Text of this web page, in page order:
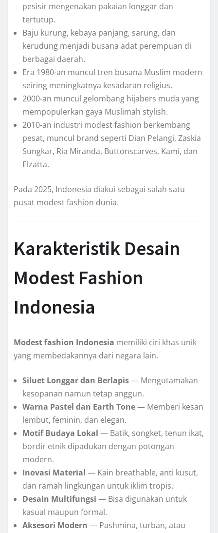
pesisir mengenakan pakaian longgar dan
tertutup.
Baju kurung, kebaya panjang, sarung, dan
kerudung menjadi busana adat perempuan di
berbagai daerah.
Era 1980-an muncul tren busana Muslim modern
seiring meningkatnya kesadaran religius.
2000-an muncul gelombang hijabers muda yang
mempopulerkan gaya Muslimah stylish.
2010-an industri modest fashion berkembang
pesat, muncul brand seperti Dian Pelangi, Zaskia
Sungkar, Ria Miranda, Buttonscarves, Kami, dan
Elzatta.
Pada 2025, Indonesia diakui sebagai salah satu
pusat modest fashion dunia.
Karakteristik Desain
Modest Fashion
Indonesia
Modest fashion Indonesia memiliki ciri khas unik
yang membedakannya dari negara lain.
Siluet Longgar dan Berlapis— Mengutamakan
kesopanan namun tetap anggun.
Warna Pastel dan Earth Tone— Memberi kesan
lembut, feminin, dan elegan.
Motif Budaya Lokal — Batik, songket, tenun ikat,
bordir etnik dipadukan dengan potongan
modern.
Inovasi Material — Kain breathable, anti kusut,
dan ramah lingkungan untuk iklim tropis.
Desain Multifungsi — Bisa digunakan untuk
kasual maupun formal.
Aksesori Modern — Pashmina, turban, atau